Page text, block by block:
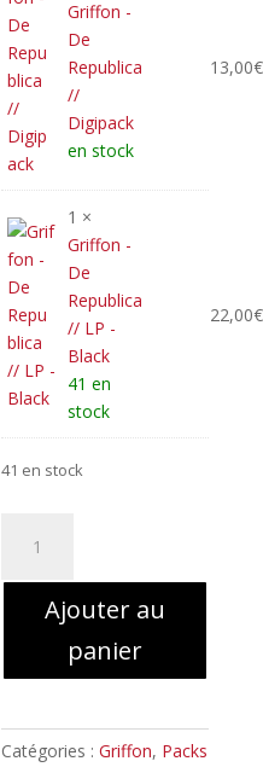
31,50€.
Griffon -
De
Republica
//
Digipack
en stock
13,00€
1 ×
Griffon -
De
Republica
// LP -
Black
41 en
stock
22,00€
41 en stock
Griffon
Republica
+
Ajouter au
panier
Catégories :Griffon, Packs